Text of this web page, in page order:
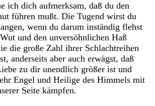
ich dich aufmerksam, daß du den
führen mußt. Die Tugend wirst du
wenn du darum inständig flehst
und den unversöhnlichen Haß
die große Zahl ihrer Schlachtreihen
anderseits aber auch erwägst, daß
zu dir unendlich größer ist und
Engel und Heilige des Himmels mit
Seite kämpfen.